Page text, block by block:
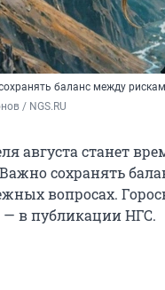
баланс между
/ NGS.RU
августа станет
сохранять
вопросах.
— в публикации НГС.